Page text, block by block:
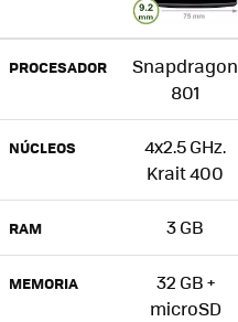
PROCESADOR
Snapdragon
801
NÚCLEOS
4x2.5 GHz.
Krait 400
RAM 3 GB
MEMORIA
32 GB +
microSD